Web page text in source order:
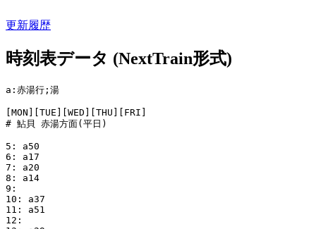
更新履歴
時刻表データ (NextTrain形式)
a:赤湯行;湯
[MON][TUE][WED][THU][FRI]
# 鮎貝 赤湯方面(平日)
5: a50
6: a17
7: a20
8: a14
9:
10: a37
11: a51
12: